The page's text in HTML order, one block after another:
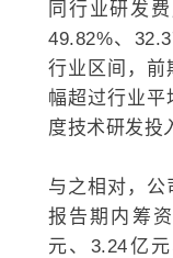
同行业研发
49.82%、
行业区间，前
幅超过行业平
度技术研发投
与之相对，公
报告期内筹
元、3.24亿